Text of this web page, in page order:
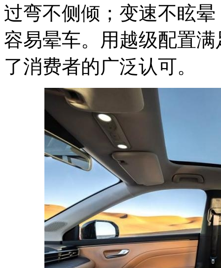
过弯不侧倾；变速不眩
容易晕车。用越级配置
了消费者的广泛认可。